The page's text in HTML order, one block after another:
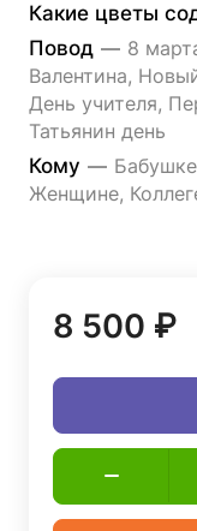
Какие цветы
Повод — 8
Валентина,
День учителя,
Татьянин день
Кому —
Женщине,
8 500 ₽